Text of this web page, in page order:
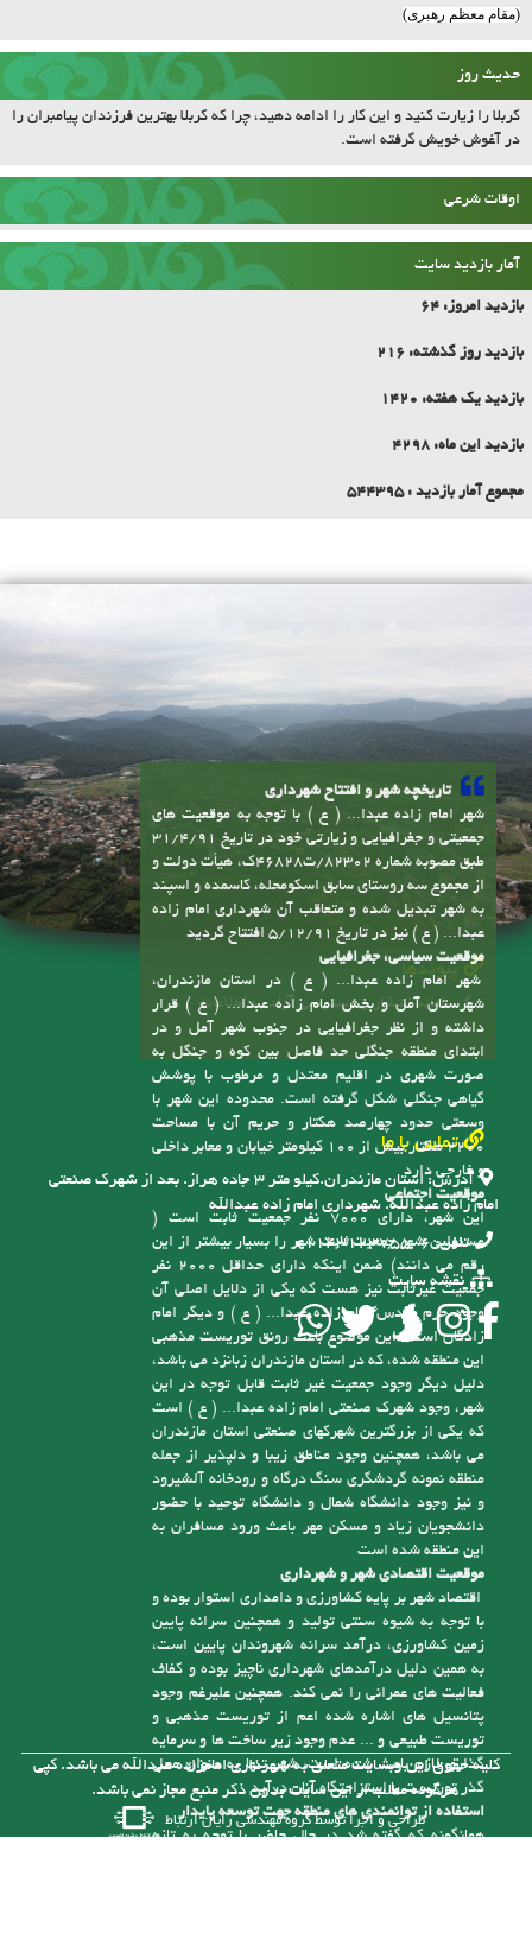
سخن بزرگان
جنگ تحمیلی را دشمن برای خاموش کردن انقلاب به راه انداخت، اما همین جنگ تحمیلی
باعث شعله‌ورتر شدن نیروی انقلاب و روحیه‌ی انقلاب شد
حدیث روز
کربلا را زیارت کنید و این کار را ادامه دهید، چرا که کربلا بهترین فرزندان پیامبران را
در آغوش خویش گرفته است.
اوقات شرعی
بازدید امروز:
بازدید روز گذشته:
تاریخچه شهر و افتتاح شهرداری
شهر امام زاده عبدا... ( ع ) با توجه به موقعیت های
جمعیتی و جغرافیایی و زیارتی خود در تاریخ 31/4/91
طبق مصوبه شماره 82302/ت46828ک، هیأت دولت و
از مجموع سه روستای سابق اسکومحله، کاسمده و اسپند
به شهر تبدیل شده و متعاقب آن شهرداری امام زاده
عبدا... ( ع ) نیز در تاریخ 5/12/91 افتتاح گردید
موقعیت سیاسی، جغرافیایی
شهر امام زاده عبدا... ( ع ) در استان مازندران،
شهرستان آمل و بخش امام زاده عبدا... ( ع ) قرار
داشته و از نظر جغرافیایی در جنوب شهر آمل و در
ابتدای منطقه جنگلی حد فاصل بین کوه و جنگل به
صورت شهری در اقلیم معتدل و مرطوب با پوشش
گیاهی جنگلی شکل گرفته است. محدوده این شهر با
وسعتی حدود چهارصد هکتار و حریم آن با مساحت
2200 هکتار بیش از 100 کیلومتر خیابان و معابر داخلی
و خارجی دارد
موقعیت اجتماعی
این شهر، دارای 7000 نفر جمعیت ثابت است (
مسئولین شهر جمعیت ثابت شهر را بسیار بیشتر از این
رقم می دانند) ضمن اینکه دارای حداقل 2000 نفر
جمعیت غیرثابت نیز هست که یکی از دلایل اصلی آن
وجود حرم مقدس امام زاده عبدا... ( ع ) و دیگر امام
زادگان است، این موضوع باعث رونق توریست مذهبی
این منطقه شده، که در استان مازندران زبانزد می باشد،
دلیل دیگر وجود جمعیت غیر ثابت قابل توجه در این
شهر، وجود شهرک صنعتی امام زاده عبدا... ( ع ) است
که یکی از بزرگترین شهرکهای صنعتی استان مازندران
می باشد، همچنین وجود مناطق زیبا و دلپذیر از جمله
منطقه نمونه گردشگری سنگ درگاه و رودخانه آلشیرود
و نیز وجود دانشگاه شمال و دانشگاه توحید با حضور
دانشجویان زیاد و مسکن مهر باعث ورود مسافران به
این منطقه شده است
موقعیت اقتصادی شهر و شهرداری
اقتصاد شهر بر پایه کشاورزی و دامداری استوار بوده و
با توجه به شیوه سنتی تولید و همچنین سرانه پایین
زمین کشاورزی، درآمد سرانه شهروندان پایین است،
به همین دلیل درآمدهای شهرداری ناچیز بوده و کفاف
پیوندها
سامانه انتشار و دسترسی آزاد به اطلاعات
تماس با ما
آدرس:
استان مازندران.کیلو متر ۳ جاده هراز. بعد از شهرک صنعتی
امام زاده عبدالله. شهرداری امام زاده عبدالله
تلفن: 6-01143123755
نقشه سایت